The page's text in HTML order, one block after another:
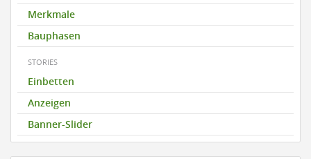
Merkmale
Bauphasen
STORIES
Einbetten
Anzeigen
Banner-Slider